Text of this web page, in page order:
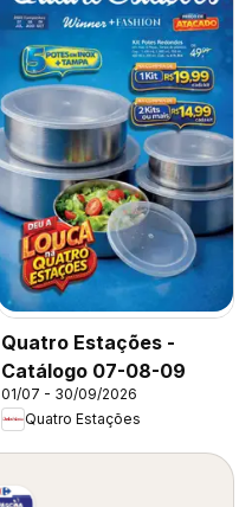
Quatro Estações -
Catálogo 07-08-09
01/07 - 30/09/2026
Quatro Estações